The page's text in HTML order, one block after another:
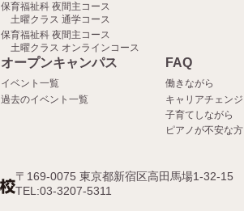
保育福祉科 夜間主コース
土曜クラス 通学コース
保育福祉科 夜間主コース
土曜クラス オンラインコース
オープンキャンパス
イベント一覧
過去のイベント一覧
FAQ
働きながら
キャリアチェンジ
子育てしながら
ピアノが不安な方
〒169-0075 東京都新宿区高田馬場1-32-15
TEL:03-3207-5311